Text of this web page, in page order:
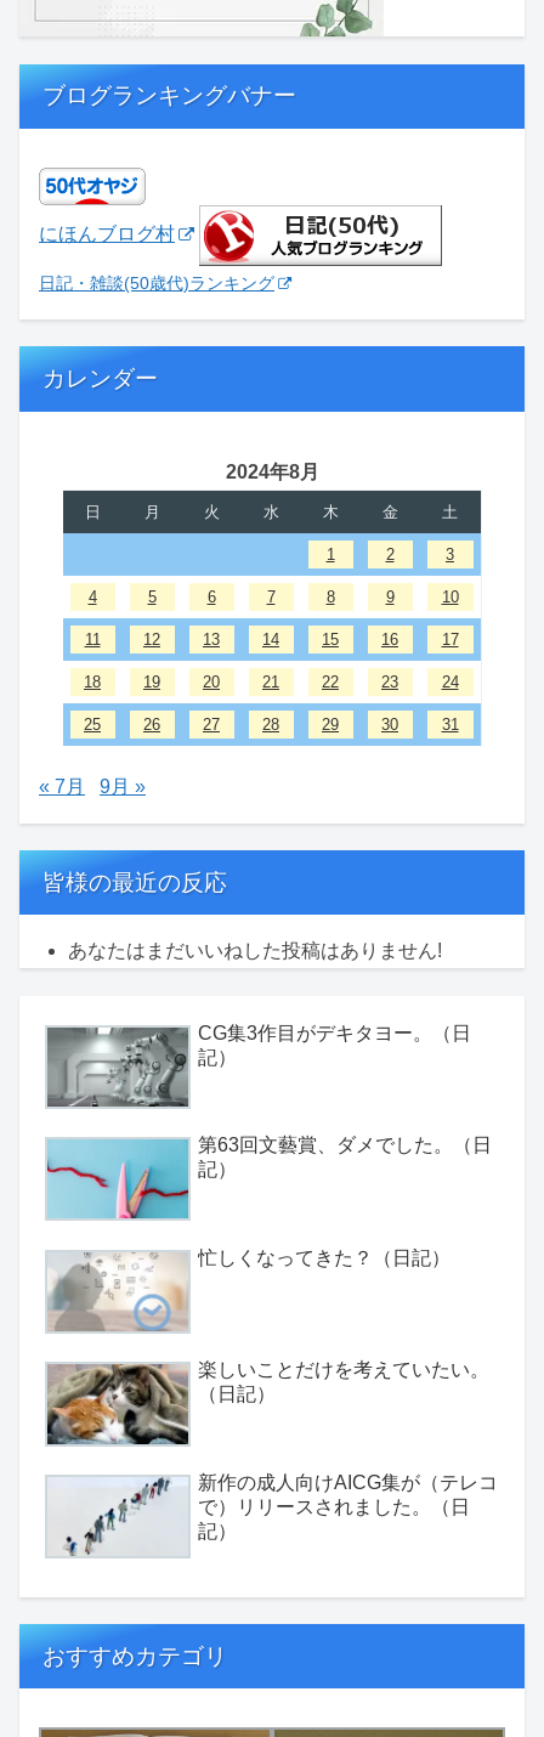
ブログランキングバナー
にほんブログ村
日記・雑談(50歳代)ランキング
カレンダー
2024年8月
日 月 火 水 木 金 土
1 2 3
4 5 6 7 8 9 10
11 12 13 14 15 16 17
18 19 20 21 22 23 24
25 26 27 28 29 30 31
« 7月 9月 »
皆様の最近の反応
あなたはまだいいねした投稿はありません!
CG集3作目がデキタヨー。（日
記）
第63回文藝賞、ダメでした。（日
記）
忙しくなってきた？（日記）
楽しいことだけを考えていたい。
（日記）
新作の成人向けAICG集が（テレコ
で）リリースされました。（日
記）
おすすめカテゴリ